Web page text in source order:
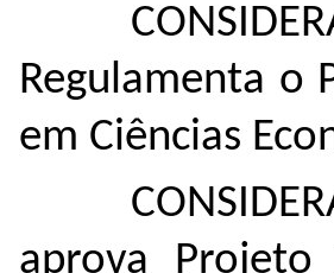
Regulamenta o
em Ciências
aprova Projeto